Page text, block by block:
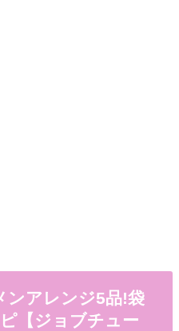
ンアレンジ5品!袋
【ジョブチュー